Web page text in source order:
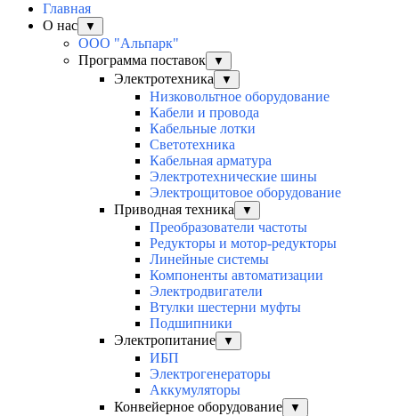
Главная
О нас
▼
ООО "Альпарк"
Программа поставок
▼
Электротехника ▼
Низковольтное оборудование
Кабели и провода
Кабельные лотки
Светотехника
Кабельная арматура
Электротехнические шины
Электрощитовое оборудование
Приводная техника
▼
Преобразователи частоты
Редукторы и мотор-редукторы
Линейные системы
Компоненты автоматизации
Электродвигатели
Втулки шестерни муфты
Подшипники
Электропитание
▼
ИБП
Электрогенераторы
Аккумуляторы
Конвейерное оборудование
▼